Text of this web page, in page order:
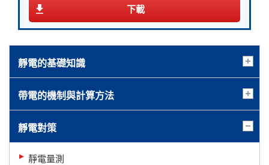
下載
靜電的基礎知識
帶電的機制與計算方法
靜電對策
靜電量測